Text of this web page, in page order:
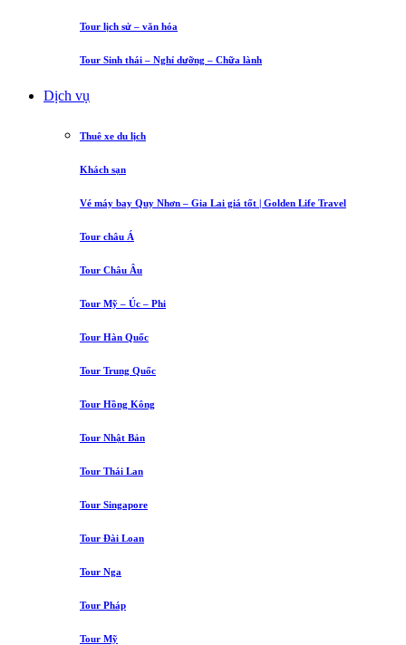
Tour lịch sử – văn hóa
Tour Sinh thái – Nghỉ dưỡng – Chữa lành
Dịch vụ
Thuê xe du lịch
Khách sạn
Vé máy bay Quy Nhơn – Gia Lai giá tốt | Golden Life Travel
Tour châu Á
Tour Châu Âu
Tour Mỹ – Úc – Phi
Tour Hàn Quốc
Tour Trung Quốc
Tour Hồng Kông
Tour Nhật Bản
Tour Thái Lan
Tour Singapore
Tour Đài Loan
Tour Nga
Tour Pháp
Tour Mỹ